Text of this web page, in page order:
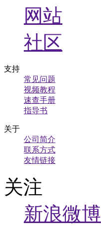
网站
社区
支持
常见问题
视频教程
速查手册
指导书
关于
公司简介
联系方式
友情链接
关注
新浪微博